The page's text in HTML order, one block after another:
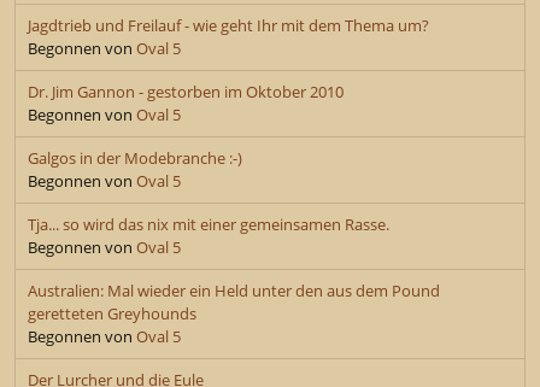
Jagdtrieb und Freilauf - wie geht Ihr mit dem Thema um?
Begonnen von Oval 5
Dr. Jim Gannon - gestorben im Oktober 2010
Begonnen von Oval 5
Galgos in der Modebranche :-)
Begonnen von Oval 5
Tja... so wird das nix mit einer gemeinsamen Rasse.
Begonnen von Oval 5
Australien: Mal wieder ein Held unter den aus dem Pound
geretteten Greyhounds
Begonnen von Oval 5
Der Lurcher und die Eule